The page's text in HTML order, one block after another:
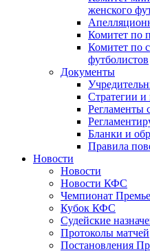
женского
Комитет по
Комитет по
футболистов
Документы
Стратегии
Регламенты
Бланки и
Правила
Новости
Новости
Новости КФС
Чемпионат
Кубок КФС
Судейские
Протоколы матчей
Постановления